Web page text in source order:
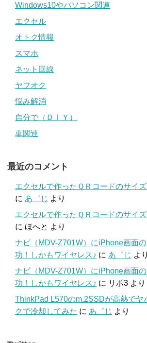
Windows10やパソコン関連
エクセル
オトク情報
スマホ
ネット回線
ヤフオク
悩み解消
自分で（ＤＩＹ）
車関連
最近のコメント
エクセルで作ったＱＲコードのサイ
に あ゛じ より
エクセルで作ったＱＲコードのサイ
に ほへと より
ナビ（MDV-Z701W）にiPhone画面
功！しかもワイヤレス♪ に あ゛じ より
ナビ（MDV-Z701W）にiPhone画面
功！しかもワイヤレス♪ に リポ3 より
ThinkPad L570のm.2SSDが高熱でヤ
クで冷却してみた に あ゛じ より